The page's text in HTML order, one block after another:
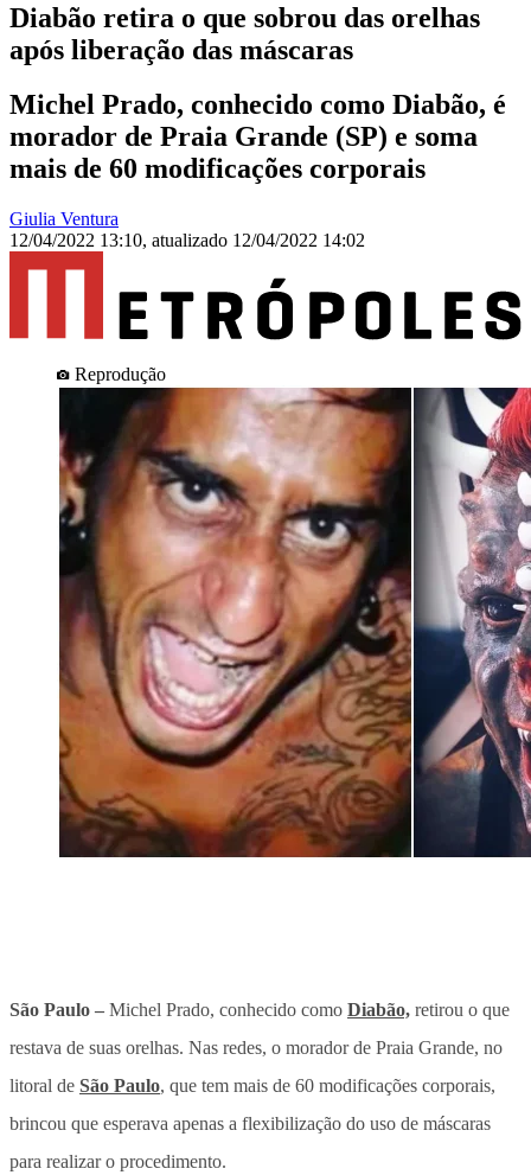
Diabão retira o que sobrou das orelhas
após liberação das máscaras
Michel Prado, conhecido como Diabão, é
morador de Praia Grande (SP) e soma
mais de 60 modificações corporais
Giulia Ventura
12/04/2022 13:10, atualizado 12/04/2022 14:02
Reprodução
São Paulo – Michel Prado, conhecido como Diabão, retirou o que
restava de suas orelhas. Nas redes, o morador de Praia Grande, no
litoral de São Paulo, que tem mais de 60 modificações corporais,
brincou que esperava apenas a flexibilização do uso de máscaras
para realizar o procedimento.